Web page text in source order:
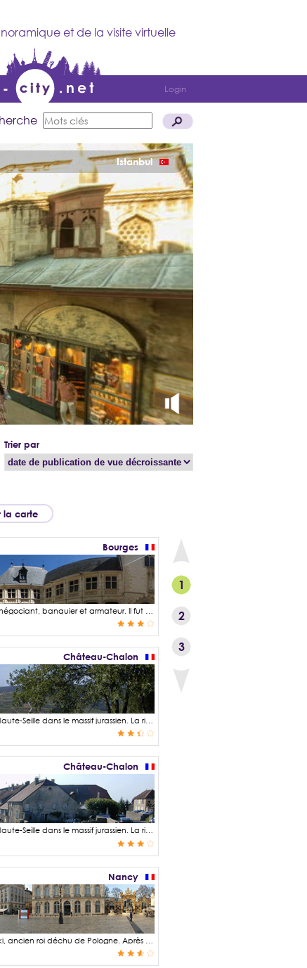
et de la visite virtuelle
Login
Trier par
la carte
1
2
3
Bourges
Jacques Cœur, né vers 1395 ~ 1400 et décédé le 25 novembre 1456, était un marchand, négociant, banquier et armateur. Il fut nommé le grand argentier du roi sous le règne de Charles VII. Jacques Cœur possède alors de nombreuses propriétés dont l'une des plus remarquables est le Palais Jacques Cœur à Bourges, sa ville natale. Cet hôtel particulier a été construit entre les années 1443 et 1453 selon un style architectural gothique flamboyant ou tardif qualifié de « moderne » par opposition au style italianisant qualifié de « à l'antique ». Par cet édifice, Jacques Cœur qui devint l'homme le plus riche du royaume, voulait asseoir son autorité et marquer sa réussite. Malheureusement, il y séjourne que très peu puisqu'il tombe en disgrâce et est arrêté en 1451 par le roi Charles VII pour diverses accusations invoquées par ses rivaux et le roi lui-même. Les visites se font toute l'année. Un billet jumelé permet de visiter également la crypte de la cathédrale Saint-Etienne.
Château-Chalon
Château-Chalon est un village jurassien perché sur un rocher qui domine la vallée de la Haute-Seille dans le massif jurassien. La rivière de La Seille nait de la cascade située au fond de la reculée de Baume-les-Messieurs. Le village est classé parmi les plus beaux villages de France et est réputé pour son vignoble et son fameux vin jaune, un vin blanc sec élaboré à partir du Savagnin vieilli en fût de chêne durant 6 ans et 3 mois. Le village situé en hauteur offre de magnifiques points de vue sur les vignes et les villages alentours : Le belvédère Sainte-Anne, belvédère de la Rochette, belvédère Saint Jean, belvédère de Menétru, chemin des vignes en contrebas de l'église Saint-Pierre, etc … La Maison de la Haute Seille, ancienne hostellerie de l'Abbaye, outre sa muséographie dédiée au patrimoine local, permet également de profiter d'une jolie perspective depuis sa terrasse panoramique.
Château-Chalon
Château-Chalon est un village jurassien perché sur un rocher qui domine la vallée de la Haute-Seille dans le massif jurassien. La rivière de La Seille nait de la cascade située au fond de la reculée de Baume-les-Messieurs qui est aussi un lieu incontournable que je vous invite à visiter. Le village est classé parmi les plus beaux villages de France et est réputé pour son vignoble et son fameux vin jaune, un vin blanc sec élaboré à partir du Savagnin vieilli en fût de chêne durant 6 ans et 3 mois. Le domaine viticole de Château-Chalon et des villages environnants est présent dès l'antiquité sous l'ère gauloise Séquanes* et s'est développé ensuite sous l'influence de l'empire romain. On attribue le début de « l'histoire de ce village » bien avant l'époque mérovingienne et à la fondation de l'Abbaye de Château-Chalon sur l'arrête du plateau au VIIe siècle selon la légende, mais probablement plus au VIIIe ou IXe siècle au début de la période Carolingienne. Des fortifications intégrants deux tours viendront s'ajouter pour assurer la protection de l'établissement monastique. * Peuple gaulois établi en Séquanie à l'est de la Gaule sur le versant ouest du massif du jura.
Nancy
La place Stanislas de Nancy a été construite en 1751 sous l'autorité de Stanislas Leszczynski, ancien roi déchu de Pologne. Après avoir vécu à Wissembourg en Alsace, sa fille Maria est mariée au jeune Louis XV, roi de France. Stanislas devient alors duc de Lorraine et fait construire la place Royale qui consiste notamment à réunir l'ancienne ville de Nancy (médiévale) au nord, avec la ville nouvelle au Sud. Après avoir été successivement renommée place du Peuple en 1792, place Napoléon sous l'Empire, puis à nouveau nommée place Royale le 2 mai 1814 à la Restauration, elle est finalement baptisée place Stanislas en même temps qu'est érigée en son centre, une statue de Stanislas en 1831 en lieu et place de la statue de Louis XV qui avait été descendue en 1792 pour être fondue. Parmi les éléments remarquables du pourtour de la place se trouvent : l'Hôtel-de-Ville au sud, l'Opéra National de Lorraine et le grand hôtel de la Reine à l'est, la rue Héré, du nom de l'architecte de la place, qui s'ouvre sur l'arc le triomphe au nord, le Musée des beaux-arts à l'ouest et les six magnifiques grilles en fer forgé.